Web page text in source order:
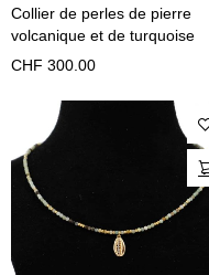
Collier de perles de pierre
volcanique et de turquoise
CHF 300.00